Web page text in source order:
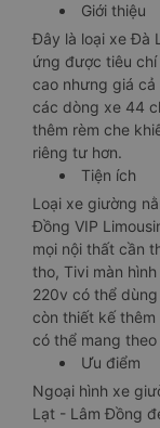
Giới thiệu
Đây là loại xe Đà
ứng được tiêu
cao nhưng giá
các dòng xe 44
thêm rèm che
riêng tư hơn.
Tiện ích
Loại xe giường
Đồng VIP
mọi nội thất cần
tho, Tivi màn
220v có thể
còn thiết kế thêm
có thể mang
Ưu điểm
Ngoại hình xe
Lạt - Lâm Đồng